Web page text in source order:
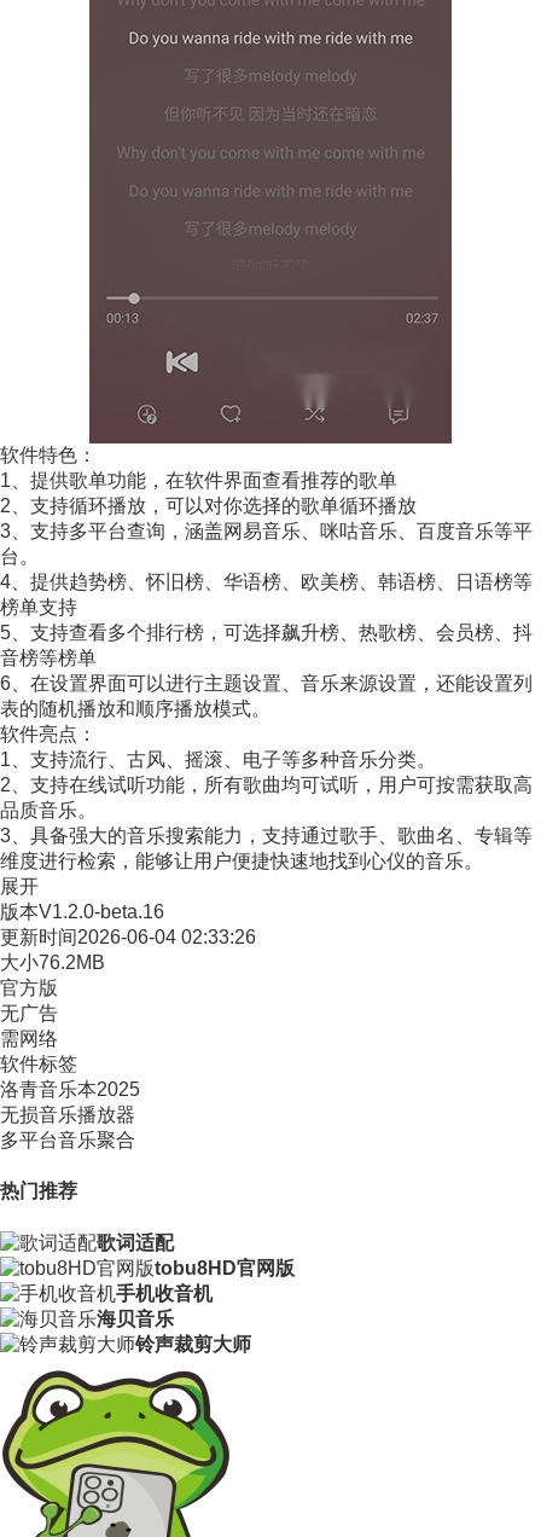
软件特色：
1、提供歌单功能，在软件界面查看推荐的歌单
2、支持循环播放，可以对你选择的歌单循环播放
3、支持多平台查询，涵盖网易音乐、咪咕音乐、百度音乐等平
台。
4、提供趋势榜、怀旧榜、华语榜、欧美榜、韩语榜、日语榜等
榜单支持
5、支持查看多个排行榜，可选择飙升榜、热歌榜、会员榜、抖
音榜等榜单
6、在设置界面可以进行主题设置、音乐来源设置，还能设置列
表的随机播放和顺序播放模式。
软件亮点：
1、支持流行、古风、摇滚、电子等多种音乐分类。
2、支持在线试听功能，所有歌曲均可试听，用户可按需获取高
品质音乐。
3、具备强大的音乐搜索能力，支持通过歌手、歌曲名、专辑等
维度进行检索，能够让用户便捷快速地找到心仪的音乐。
展开
版本V1.2.0-beta.16
更新时间2026-06-04 02:33:26
大小76.2MB
官方版
无广告
需网络
软件标签
洛青音乐本2025
无损音乐播放器
多平台音乐聚合
热门推荐
歌词适配
tobu8HD官网版
手机收音机
海贝音乐
铃声裁剪大师